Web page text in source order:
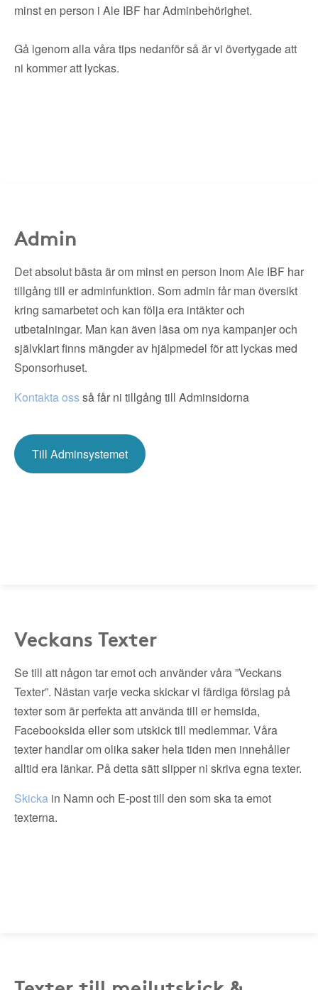
minst en person i Ale IBF har Adminbehörighet.
Gå igenom alla våra tips nedanför så är vi övertygade att
ni kommer att lyckas.
Admin
Det absolut bästa är om minst en person inom Ale IBF har
tillgång till er adminfunktion. Som admin får man översikt
kring samarbetet och kan följa era intäkter och
utbetalningar. Man kan även läsa om nya kampanjer och
självklart finns mängder av hjälpmedel för att lyckas med
Sponsorhuset.
Kontakta ossså får ni tillgång till Adminsidorna
Till Adminsystemet
Veckans Texter
Se till att någon tar emot och använder våra ”Veckans
Texter”. Nästan varje vecka skickar vi färdiga förslag på
texter som är perfekta att använda till er hemsida,
Facebooksida eller som utskick till medlemmar. Våra
texter handlar om olika saker hela tiden men innehåller
alltid era länkar. På detta sätt slipper ni skriva egna texter.
Skicka in Namn och E-post till den som ska ta emot
texterna.